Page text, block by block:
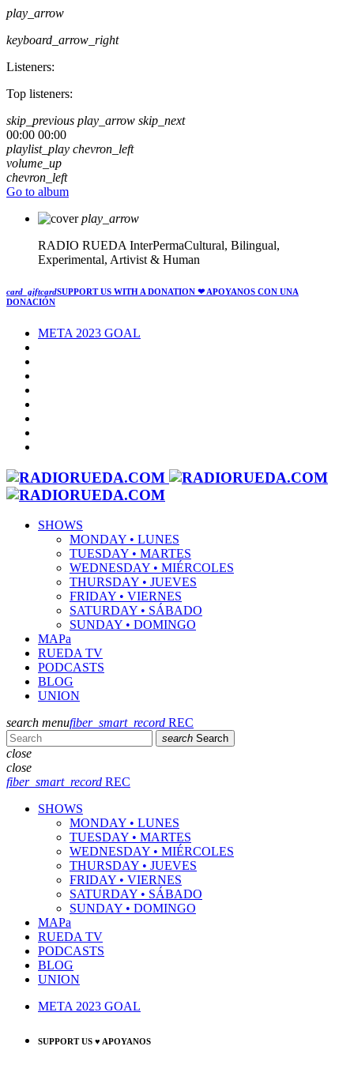
play_arrow
keyboard_arrow_right
Listeners:
Top listeners:
skip_previous play_arrow skip_next
00:00 00:00
playlist_play chevron_left
volume_up
chevron_left
Go to album
play_arrow
RADIO RUEDA InterPermaCultural, Bilingual,
Experimental, Artivist & Human
card_giftcardSUPPORT US WITH A DONATION ❤ APOYANOS CON UNA
DONACIÓN
META 2023 GOAL
SHOWS
MONDAY • LUNES
TUESDAY • MARTES
WEDNESDAY • MIÉRCOLES
THURSDAY • JUEVES
FRIDAY • VIERNES
SATURDAY • SÁBADO
SUNDAY • DOMINGO
MAPa
RUEDA TV
PODCASTS
BLOG
UNION
search menufiber_smart_record REC
search Search
close
close
fiber_smart_record REC
SHOWS
MONDAY • LUNES
TUESDAY • MARTES
WEDNESDAY • MIÉRCOLES
THURSDAY • JUEVES
FRIDAY • VIERNES
SATURDAY • SÁBADO
SUNDAY • DOMINGO
MAPa
RUEDA TV
PODCASTS
BLOG
UNION
META 2023 GOAL
SUPPORT US ♥ APOYANOS